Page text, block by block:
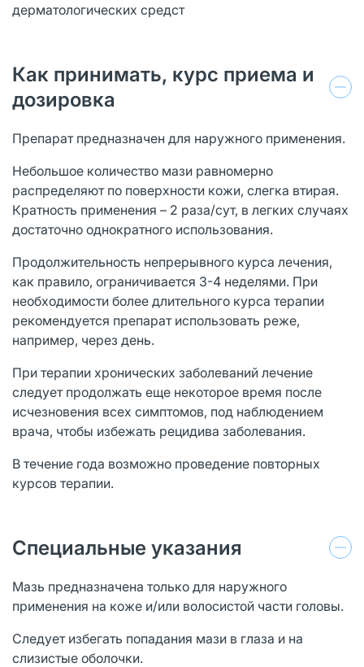
дерматологических средст
Как принимать, курс приема и
дозировка
Препарат предназначен для наружного применения.
Небольшое количество мази равномерно
распределяют по поверхности кожи, слегка втирая.
Кратность применения – 2 раза/сут, в легких случаях
достаточно однократного использования.
Продолжительность непрерывного курса лечения,
как правило, ограничивается 3-4 неделями. При
необходимости более длительного курса терапии
рекомендуется препарат использовать реже,
например, через день.
При терапии хронических заболеваний лечение
следует продолжать еще некоторое время после
исчезновения всех симптомов, под наблюдением
врача, чтобы избежать рецидива заболевания.
В течение года возможно проведение повторных
курсов терапии.
Специальные указания
Мазь предназначена только для наружного
применения на коже и/или волосистой части головы.
Следует избегать попадания мази в глаза и на
слизистые оболочки.